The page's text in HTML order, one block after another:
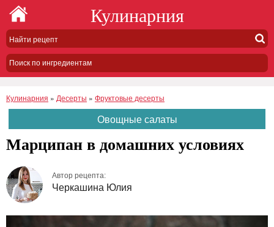
Кулинарния
Поиск по ингредиентам
Кулинарния » Десерты » Фруктовые десерты
Овощные салаты
Марципан в домашних условиях
Автор рецепта:
Черкашина Юлия